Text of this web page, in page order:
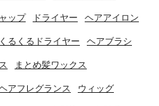
ップ ドライヤー ヘアアイロン
くるくるドライヤー ヘアブラシ
まとめ髪ワックス
アフレグランス ウィッグ